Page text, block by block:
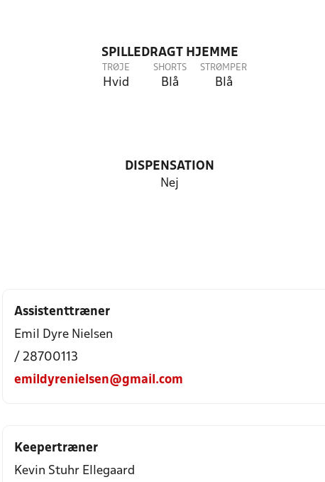
SPILLEDRAGT HJEMME
TRØJE
Hvid
SHORTS
Blå
STRØMPER
Blå
DISPENSATION
Nej
Assistenttræner
Emil Dyre Nielsen
/ 28700113
emildyrenielsen@gmail.com
Keepertræner
Kevin Stuhr Ellegaard